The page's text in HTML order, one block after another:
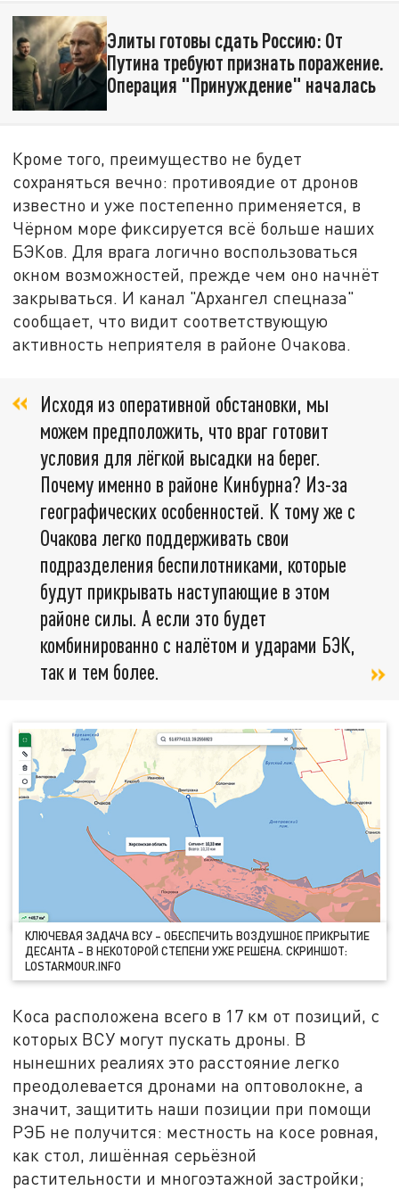
Элиты готовы сдать Россию: От
Путина требуют признать поражение.
Операция "Принуждение" началась
Кроме того, преимущество не будет
сохраняться вечно: противоядие от дронов
известно и уже постепенно применяется, в
Чёрном море фиксируется всё больше наших
БЭКов. Для врага логично воспользоваться
окном возможностей, прежде чем оно начнёт
закрываться. И канал "Архангел спецназа"
сообщает, что видит соответствующую
активность неприятеля в районе Очакова.
Исходя из оперативной обстановки, мы
можем предположить, что враг готовит
условия для лёгкой высадки на берег.
Почему именно в районе Кинбурна? Из-за
географических особенностей. К тому же с
Очакова легко поддерживать свои
подразделения беспилотниками, которые
будут прикрывать наступающие в этом
районе силы. А если это будет
комбинированно с налётом и ударами БЭК,
так и тем более.
КЛЮЧЕВАЯ ЗАДАЧА ВСУ – ОБЕСПЕЧИТЬ ВОЗДУШНОЕ ПРИКРЫТИЕ
ДЕСАНТА – В НЕКОТОРОЙ СТЕПЕНИ УЖЕ РЕШЕНА. СКРИНШОТ:
LOSTARMOUR.INFO
Коса расположена всего в 17 км от позиций, с
которых ВСУ могут пускать дроны. В
нынешних реалиях это расстояние легко
преодолевается дронами на оптоволокне, а
значит, защитить наши позиции при помощи
РЭБ не получится: местность на косе ровная,
как стол, лишённая серьёзной
растительности и многоэтажной застройки;